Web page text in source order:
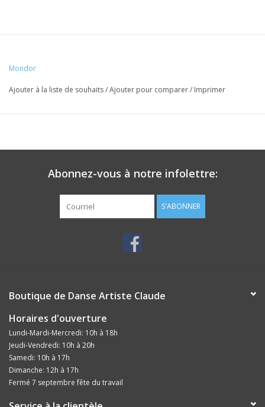
Mondor
Ajouter à la liste de souhaits/Ajouter pour comparer/ Imprimer
Abonnez-vous à notre infolettre:
S'ABONNER
Boutique de Danse Artiste Claude
Horaires d'ouverture
Lundi-Mardi-Mercredi: 10h à 18h
Jeudi-Vendredi: 10h à 20h
Samedi: 10h à 17h
Dimanche: 12h à 17h
Fermé 7 septembre fête du travail